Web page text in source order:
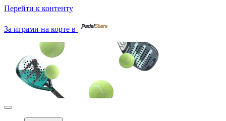
Перейти к контенту
За играми на корте в